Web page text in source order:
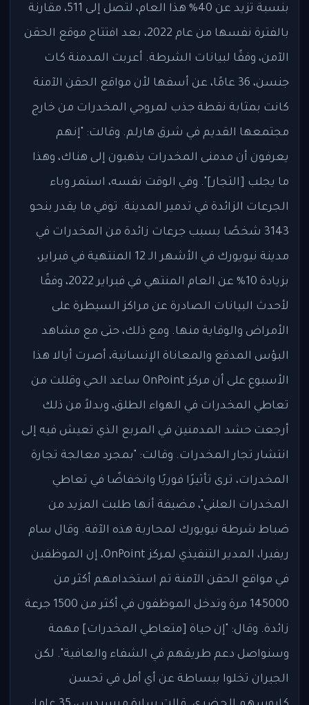
بنسبة تزيد عن 40% هذا العام، لتصل إلى 511، مقارنة
بالفترة نفسها من عام 2022، بعد افتتاح موقع الحقن
الآمن، وفقًا لبيانات الشرطة. أعربت المدمنة كات
جنسن، 36 عامًا، عن أسفها لأن مواقع الحقن الآمنة
كانت بمثابة نقطة جذب لمروجي المخدرات من خارج
مجتمعها القديم في شرق هارلم. وقالت: "إنهم
يعرفون أن مدمنى المخدرات يذهبون إلى هناك، وهذا
ما يجلب [التجار]". وفي الوقت نفسه، استمر وباء
الجرعات الزائدة في تدمير المدينة. توفي ما يقدر بنحو
3143 شخصًا بسبب جرعات زائدة من المخدرات في
مدينة نيويورك في الأشهر الـ 12 المنتهية في فبراير،
بزيادة 10% عن العام المنتهي في فبراير 2022، وفقًا
لأحدث البيانات الصادرة عن مراكز السيطرة على
الأمراض والوقاية منها. ومع ذلك، حتى مع مشاهد
البؤس المدقع والمعاناة الإنسانية، أصرت أيالا هذا
الأسبوع على أن مركز OnPoint ساعد الحي وقللت من
تعاطي المخدرات في الهواء الطلق، وبدلاً من ذلك
أرجعت حشد المدمنين في المربع الذي تعيش فيه إلى
انتشار تجار المخدرات. وقالت: "بمجرد معالجة تجارة
المخدرات، ترى تأثيرًا فوريًا وانخفاضًا في تعاطي
المخدرات العلني"، مضيفة أنها طلبت المزيد من
ضباط شرطة نيويورك لمحاربة هذه الآفة. وقال سام
ريفيرا، المدير التنفيذي لمركز OnPoint، إن الموظفين
في مواقع الحقن الآمنة تم استخدامهم أكثر من
145000 مرة وتدخل الموظفون في أكثر من 1500 جرعة
زائدة. وقال: "إن حياة [متعاطي المخدرات] مهمة
وسنواصل دعم طريقهم في الشفاء والعافية". لكن
الجيران تخلوا ببساطة عن أي أمل في تحسن